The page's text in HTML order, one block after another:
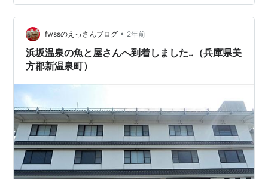
は、できるだけ簡単にできるようにしたいという想いに
なります。 今回は、フロントの両サイドのガラ…
fwssのえっさんブログ • 2年前
浜坂温泉の魚と屋さんへ到着しました‥（兵庫県美
方郡新温泉町）